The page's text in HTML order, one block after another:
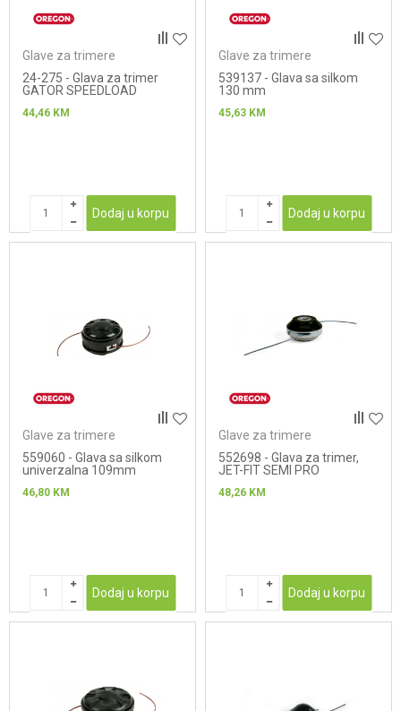
Glave za trimere
24-275 - Glava za trimer
GATOR SPEEDLOAD
44,46 KM
Dodaj u korpu
Glave za trimere
539137 - Glava sa silkom
130 mm
45,63 KM
Dodaj u korpu
Glave za trimere
559060 - Glava sa silkom
univerzalna 109mm
46,80 KM
Dodaj u korpu
Glave za trimere
552698 - Glava za trimer,
JET-FIT SEMI PRO
48,26 KM
Dodaj u korpu